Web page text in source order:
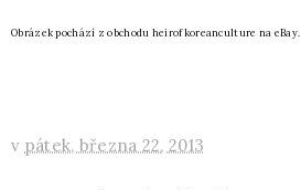
Obrázek pochází z obchodu heirofkoreanculture na eBay.
v pátek, března 22, 2013